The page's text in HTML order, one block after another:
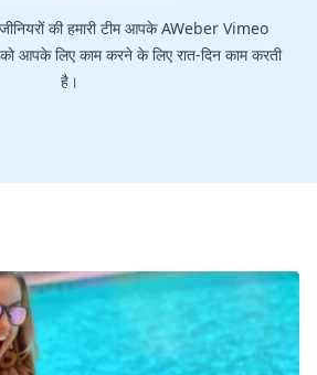
की हमारी टीम आपके AWeber Vimeo
लिए काम करने के लिए रात-दिन काम करती
है।